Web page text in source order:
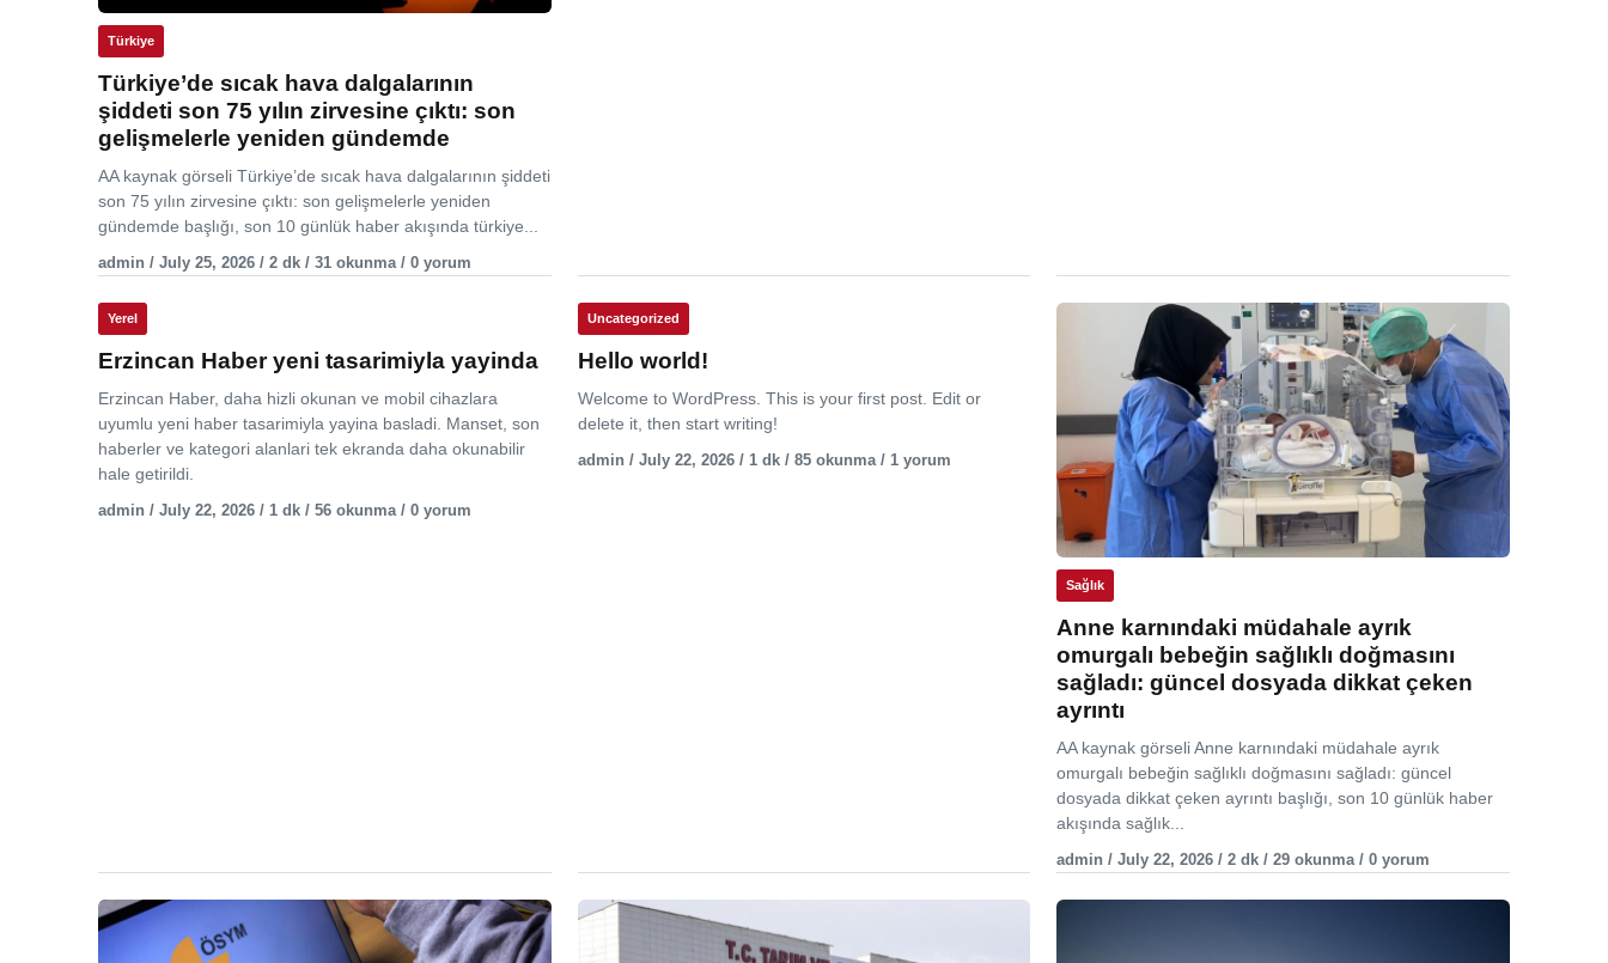
Türkiye
Türkiye’de sıcak hava dalgalarının
şiddeti son 75 yılın zirvesine çıktı: son
gelişmelerle yeniden gündemde
AA kaynak görseli Türkiye’de sıcak hava dalgalarının şiddeti
son 75 yılın zirvesine çıktı: son gelişmelerle yeniden
gündemde başlığı, son 10 günlük haber akışında türkiye...
admin / July 25, 2026 / 2 dk / 31 okunma / 0 yorum
Yerel
Erzincan Haber yeni tasarimiyla yayinda
Erzincan Haber, daha hizli okunan ve mobil cihazlara
uyumlu yeni haber tasarimiyla yayina basladi. Manset, son
haberler ve kategori alanlari tek ekranda daha okunabilir
hale getirildi.
admin / July 22, 2026 / 1 dk / 56 okunma / 0 yorum
Uncategorized
Hello world!
Welcome to WordPress. This is your first post. Edit or
delete it, then start writing!
admin / July 22, 2026 / 1 dk / 85 okunma / 1 yorum
Sağlık
Anne karnındaki müdahale ayrık
omurgalı bebeğin sağlıklı doğmasını
sağladı: güncel dosyada dikkat çeken
ayrıntı
AA kaynak görseli Anne karnındaki müdahale ayrık
omurgalı bebeğin sağlıklı doğmasını sağladı: güncel
dosyada dikkat çeken ayrıntı başlığı, son 10 günlük haber
akışında sağlık...
admin / July 22, 2026 / 2 dk / 29 okunma / 0 yorum